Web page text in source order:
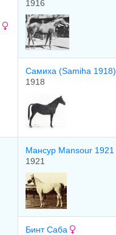
1916
Самиха (Samiha 1918)
1918
Мансур Mansour 1921
1921
Бинт Саба